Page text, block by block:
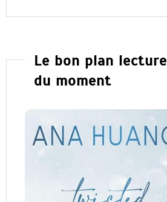
Le bon plan lecture
du moment